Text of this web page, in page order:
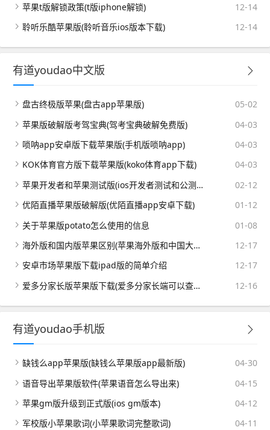
苹果t版解锁政策(t版iphone解锁)
12-14
聆听乐酷苹果版(聆听音乐ios版本下载)
12-14
有道youdao中文版
盘古终极版苹果(盘古app苹果版)
05-02
苹果版破解版考驾宝典(驾考宝典破解免费版)
04-03
唢呐app安卓版下载苹果版(手机版唢呐app)
04-03
KOK体育官方版下载苹果版(koko体育app下载)
04-03
苹果开发者和苹果测试版(ios开发者测试和公测版有什么区别)
02-12
优陌直播苹果版破解版(优陌直播app安卓下载)
01-12
关于苹果版potato怎么使用的信息
01-08
海外版和国内版苹果区别(苹果海外版和中国大陆版有啥不同)
12-17
安卓市场苹果版下载ipad版的简单介绍
12-17
爱多分家长版苹果版下载(爱多分家长端可以查全班的成绩吗)
12-16
有道youdao手机版
缺钱么app苹果版(缺钱么苹果版app最新版)
04-30
语音导出苹果版软件(苹果语音怎么导出来)
04-15
苹果gm版升级到正式版(ios gm版本)
04-12
军校版小苹果歌词(小苹果歌词完整歌词)
04-11